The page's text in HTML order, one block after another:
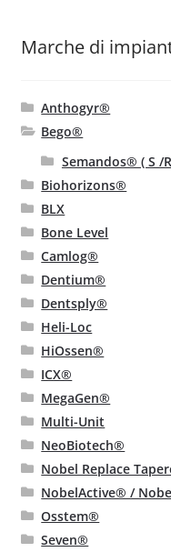
Marche di
Anthogyr®
Bego®
Semandos® ( S /
Biohorizons®
BLX
Bone Level
Camlog®
Dentium®
Dentsply®
Heli-Loc
HiOssen®
ICX®
MegaGen®
Multi-Unit
NeoBiotech®
Nobel Replace
NobelActive® /
Osstem®
Seven®